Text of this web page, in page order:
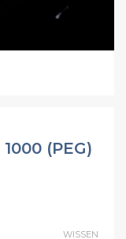
(PEG)
WISSEN